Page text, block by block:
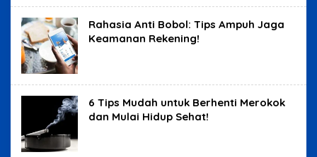
Rahasia Anti Bobol: Tips Ampuh Jaga
Keamanan Rekening!
6 Tips Mudah untuk Berhenti Merokok
dan Mulai Hidup Sehat!